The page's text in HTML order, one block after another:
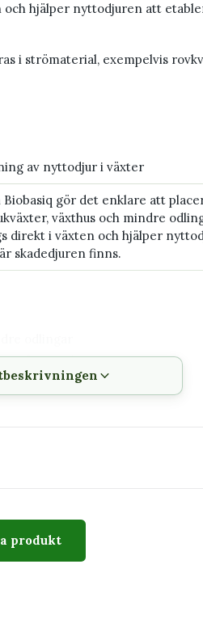
hjälper nyttodjuren att
i strömaterial, exempelvis
av nyttodjur i växter
gör det enklare att
växthus och mindre
direkt i växten och hjälper
skadedjuren finns.
små nyttodjur
produkt